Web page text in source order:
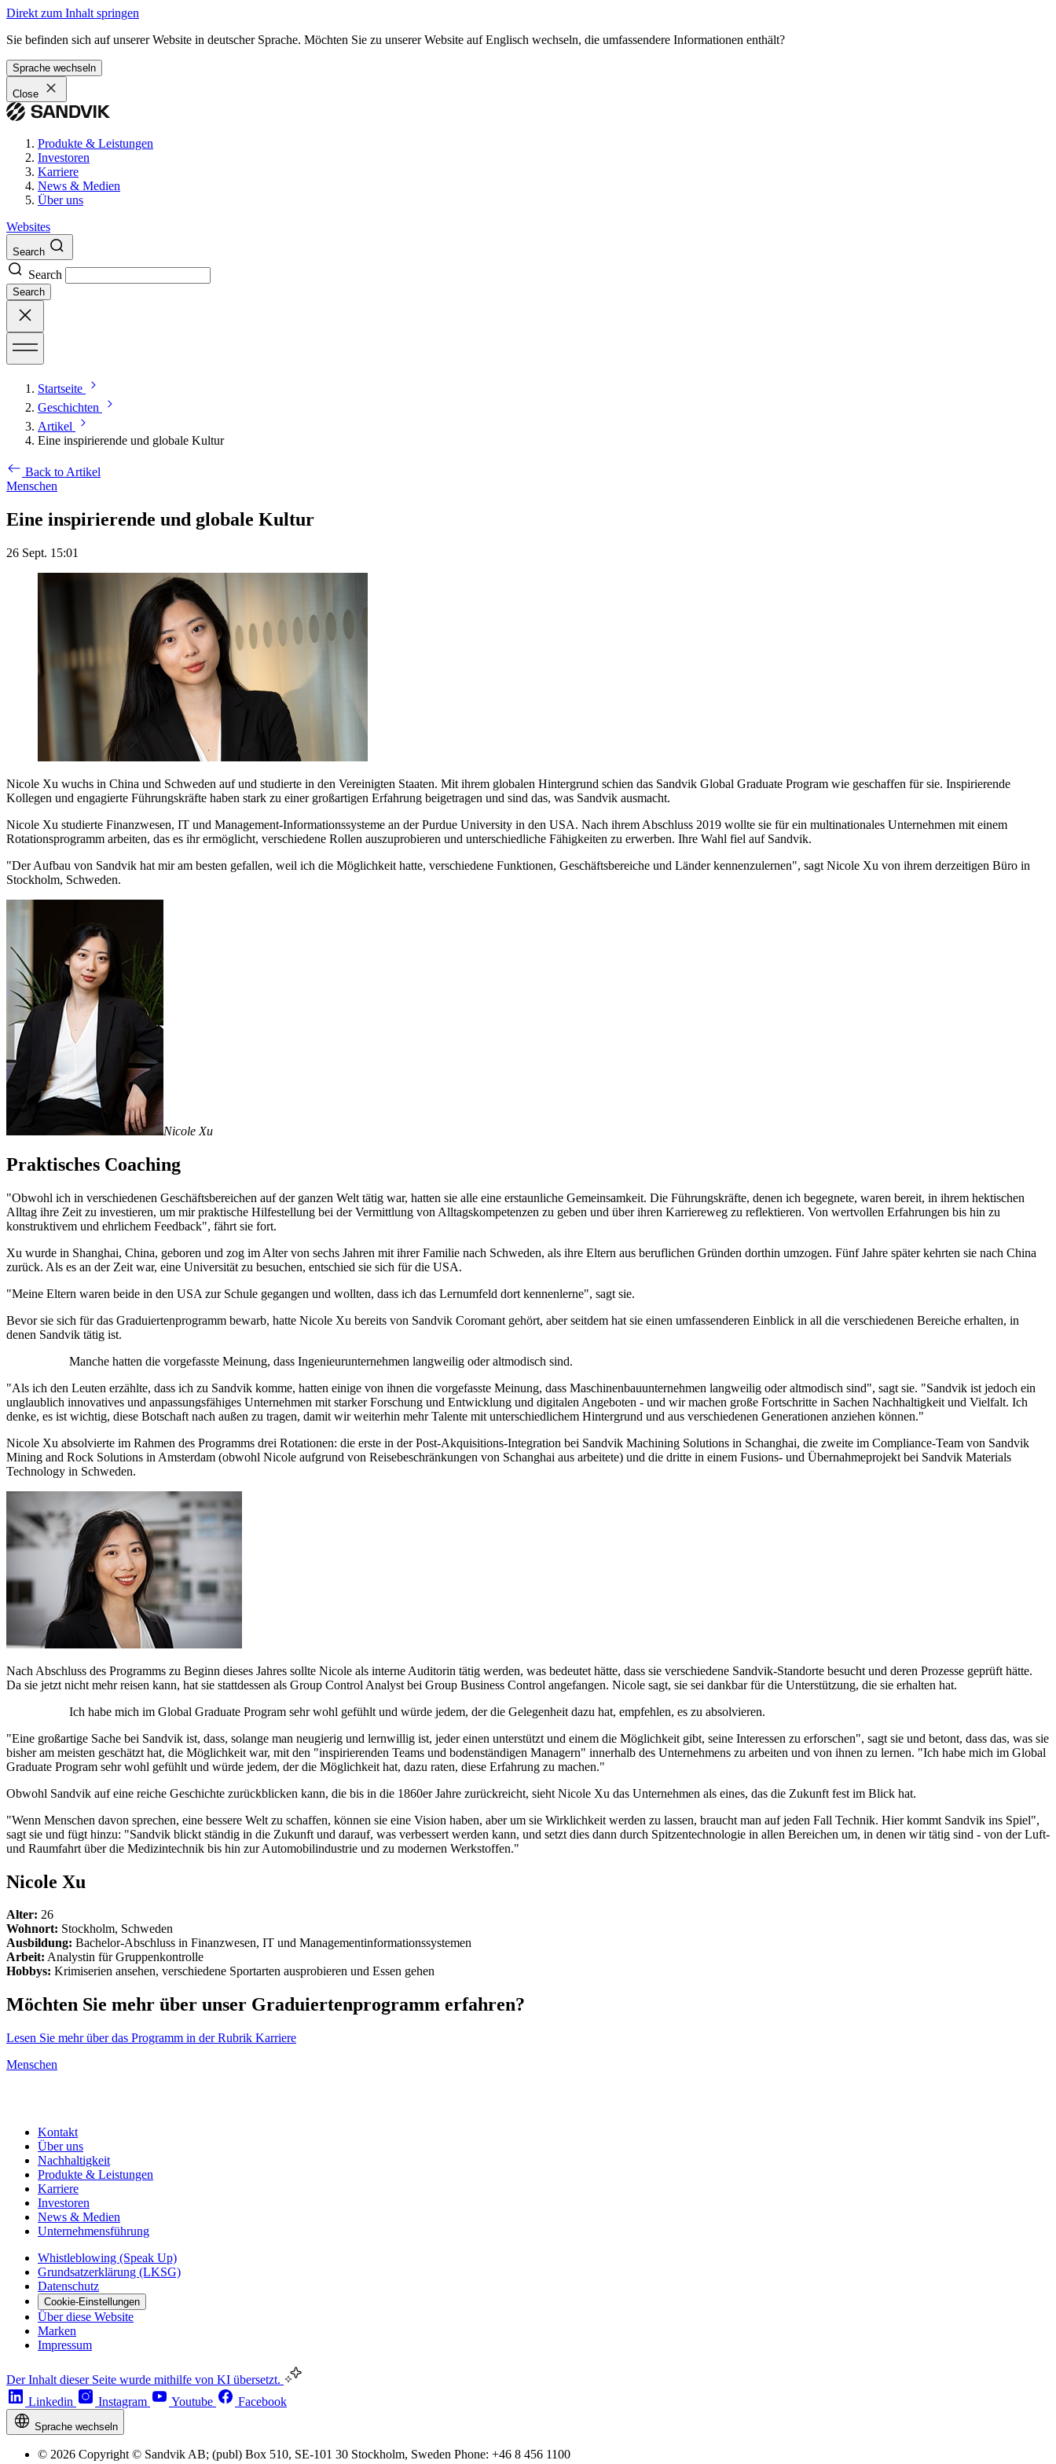
Direkt zum Inhalt springen
Sie befinden sich auf unserer Website in deutscher Sprache. Möchten Sie zu unserer Website auf Englisch wechseln, die umfassendere Informationen enthält?
Sprache wechseln
Close
Produkte & Leistungen
Investoren
Karriere
News & Medien
Über uns
Websites
Search
Search
Search
Startseite
Geschichten
Artikel
Eine inspirierende und globale Kultur
Back to Artikel
Menschen
Eine inspirierende und globale Kultur
26 Sept. 15:01
Nicole Xu wuchs in China und Schweden auf und studierte in den Vereinigten Staaten. Mit ihrem globalen Hintergrund schien das Sandvik Global Graduate Program wie geschaffen für sie. Inspirierende
Kollegen und engagierte Führungskräfte haben stark zu einer großartigen Erfahrung beigetragen und sind das, was Sandvik ausmacht.
Nicole Xu studierte Finanzwesen, IT und Management-Informationssysteme an der Purdue University in den USA. Nach ihrem Abschluss 2019 wollte sie für ein multinationales Unternehmen mit einem
Rotationsprogramm arbeiten, das es ihr ermöglicht, verschiedene Rollen auszuprobieren und unterschiedliche Fähigkeiten zu erwerben. Ihre Wahl fiel auf Sandvik.
"Der Aufbau von Sandvik hat mir am besten gefallen, weil ich die Möglichkeit hatte, verschiedene Funktionen, Geschäftsbereiche und Länder kennenzulernen", sagt Nicole Xu von ihrem derzeitigen Büro in
Stockholm, Schweden.
Nicole Xu
Praktisches Coaching
"Obwohl ich in verschiedenen Geschäftsbereichen auf der ganzen Welt tätig war, hatten sie alle eine erstaunliche Gemeinsamkeit. Die Führungskräfte, denen ich begegnete, waren bereit, in ihrem hektischen
Alltag ihre Zeit zu investieren, um mir praktische Hilfestellung bei der Vermittlung von Alltagskompetenzen zu geben und über ihren Karriereweg zu reflektieren. Von wertvollen Erfahrungen bis hin zu
konstruktivem und ehrlichem Feedback", fährt sie fort.
Xu wurde in Shanghai, China, geboren und zog im Alter von sechs Jahren mit ihrer Familie nach Schweden, als ihre Eltern aus beruflichen Gründen dorthin umzogen. Fünf Jahre später kehrten sie nach China
zurück. Als es an der Zeit war, eine Universität zu besuchen, entschied sie sich für die USA.
"Meine Eltern waren beide in den USA zur Schule gegangen und wollten, dass ich das Lernumfeld dort kennenlerne", sagt sie.
Bevor sie sich für das Graduiertenprogramm bewarb, hatte Nicole Xu bereits von Sandvik Coromant gehört, aber seitdem hat sie einen umfassenderen Einblick in all die verschiedenen Bereiche erhalten, in
denen Sandvik tätig ist.
Manche hatten die vorgefasste Meinung, dass Ingenieurunternehmen langweilig oder altmodisch sind.
"Als ich den Leuten erzählte, dass ich zu Sandvik komme, hatten einige von ihnen die vorgefasste Meinung, dass Maschinenbauunternehmen langweilig oder altmodisch sind", sagt sie. "Sandvik ist jedoch ein
unglaublich innovatives und anpassungsfähiges Unternehmen mit starker Forschung und Entwicklung und digitalen Angeboten - und wir machen große Fortschritte in Sachen Nachhaltigkeit und Vielfalt. Ich
denke, es ist wichtig, diese Botschaft nach außen zu tragen, damit wir weiterhin mehr Talente mit unterschiedlichem Hintergrund und aus verschiedenen Generationen anziehen können."
Nicole Xu absolvierte im Rahmen des Programms drei Rotationen: die erste in der Post-Akquisitions-Integration bei Sandvik Machining Solutions in Schanghai, die zweite im Compliance-Team von Sandvik
Mining and Rock Solutions in Amsterdam (obwohl Nicole aufgrund von Reisebeschränkungen von Schanghai aus arbeitete) und die dritte in einem Fusions- und Übernahmeprojekt bei Sandvik Materials
Technology in Schweden.
Nach Abschluss des Programms zu Beginn dieses Jahres sollte Nicole als interne Auditorin tätig werden, was bedeutet hätte, dass sie verschiedene Sandvik-Standorte besucht und deren Prozesse geprüft hätte.
Da sie jetzt nicht mehr reisen kann, hat sie stattdessen als Group Control Analyst bei Group Business Control angefangen. Nicole sagt, sie sei dankbar für die Unterstützung, die sie erhalten hat.
Ich habe mich im Global Graduate Program sehr wohl gefühlt und würde jedem, der die Gelegenheit dazu hat, empfehlen, es zu absolvieren.
"Eine großartige Sache bei Sandvik ist, dass, solange man neugierig und lernwillig ist, jeder einen unterstützt und einem die Möglichkeit gibt, seine Interessen zu erforschen", sagt sie und betont, dass das, was sie
bisher am meisten geschätzt hat, die Möglichkeit war, mit den "inspirierenden Teams und bodenständigen Managern" innerhalb des Unternehmens zu arbeiten und von ihnen zu lernen. "Ich habe mich im Global
Graduate Program sehr wohl gefühlt und würde jedem, der die Möglichkeit hat, dazu raten, diese Erfahrung zu machen."
Obwohl Sandvik auf eine reiche Geschichte zurückblicken kann, die bis in die 1860er Jahre zurückreicht, sieht Nicole Xu das Unternehmen als eines, das die Zukunft fest im Blick hat.
"Wenn Menschen davon sprechen, eine bessere Welt zu schaffen, können sie eine Vision haben, aber um sie Wirklichkeit werden zu lassen, braucht man auf jeden Fall Technik. Hier kommt Sandvik ins Spiel",
sagt sie und fügt hinzu: "Sandvik blickt ständig in die Zukunft und darauf, was verbessert werden kann, und setzt dies dann durch Spitzentechnologie in allen Bereichen um, in denen wir tätig sind - von der Luft-
und Raumfahrt über die Medizintechnik bis hin zur Automobilindustrie und zu modernen Werkstoffen."
Nicole Xu
Alter: 26
Wohnort: Stockholm, Schweden
Ausbildung: Bachelor-Abschluss in Finanzwesen, IT und Managementinformationssystemen
Arbeit: Analystin für Gruppenkontrolle
Hobbys: Krimiserien ansehen, verschiedene Sportarten ausprobieren und Essen gehen
Möchten Sie mehr über unser Graduiertenprogramm erfahren?
Lesen Sie mehr über das Programm in der Rubrik Karriere
Menschen
Kontakt
Über uns
Nachhaltigkeit
Produkte & Leistungen
Karriere
Investoren
News & Medien
Unternehmensführung
Whistleblowing (Speak Up)
Grundsatzerklärung (LKSG)
Datenschutz
Cookie-Einstellungen
Über diese Website
Marken
Impressum
Der Inhalt dieser Seite wurde mithilfe von KI übersetzt.
Linkedin
Instagram Youtube Facebook
Sprache wechseln
© 2026 Copyright © Sandvik AB; (publ) Box 510, SE-101 30 Stockholm, Sweden Phone: +46 8 456 1100